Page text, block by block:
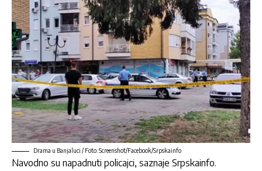
Drama u Banjaluci / Foto: Screenshot/Facebook/Srpskainfo
Navodno su napadnuti policajci, saznaje Srpskainfo.